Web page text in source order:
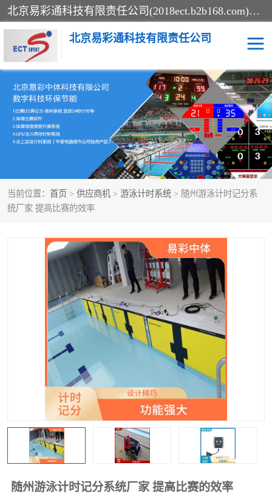
北京易彩通科技有限责任公司(2018ect.b2b168.com)主要提供陕西计时记分系统，全国统一热线：15611947915.北京易彩通科技有限责任公司有一支长期从事智能控制系统研发的高素质的队伍，具有嵌入式系统，视频系统、通信系统、网络系统，体育计时系统的知识和技能。强力打造体育比赛计时计分系统、智能升降旗系统、标准时钟系统、赛事编排及信息发布系统，为用户提供较新的，较廉价的，应用解决方案。
北京易彩通科技有限责任公司
当前位置： 首页 > 供应商机 > 游泳计时系统 > 随州游泳计时记分系
统厂家 提高比赛的效率
随州游泳计时记分系统厂家 提高比赛的效率
记分系统 游泳计时系统
智能颁奖旗系统 GPS同步时钟系统
计时计分及成绩处理系统 计时记分系统
体育场馆影像采集回放系 游泳馆水下摄影采集救生